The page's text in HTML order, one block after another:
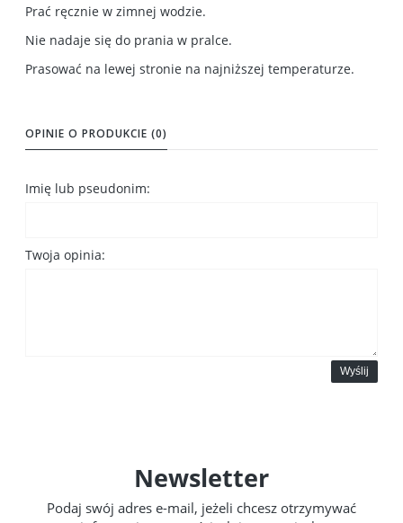
Prać ręcznie w zimnej wodzie.
Nie nadaje się do prania w pralce.
Prasować na lewej stronie na najniższej temperaturze.
OPINIE O PRODUKCIE (0)
Imię lub pseudonim:
Twoja opinia:
Wyślij
Newsletter
Podaj swój adres e-mail, jeżeli chcesz otrzymywać